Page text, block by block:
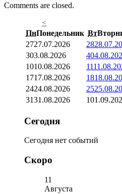
Comments are closed.
<
ПнПонедельник Вт
2727.07.2026 28
303.08.2026 4
1010.08.2026 11
1717.08.2026 18
2424.08.2026 25
3131.08.2026 1
Сегодня
Сегодня нет событий
Скоро
11
Августа